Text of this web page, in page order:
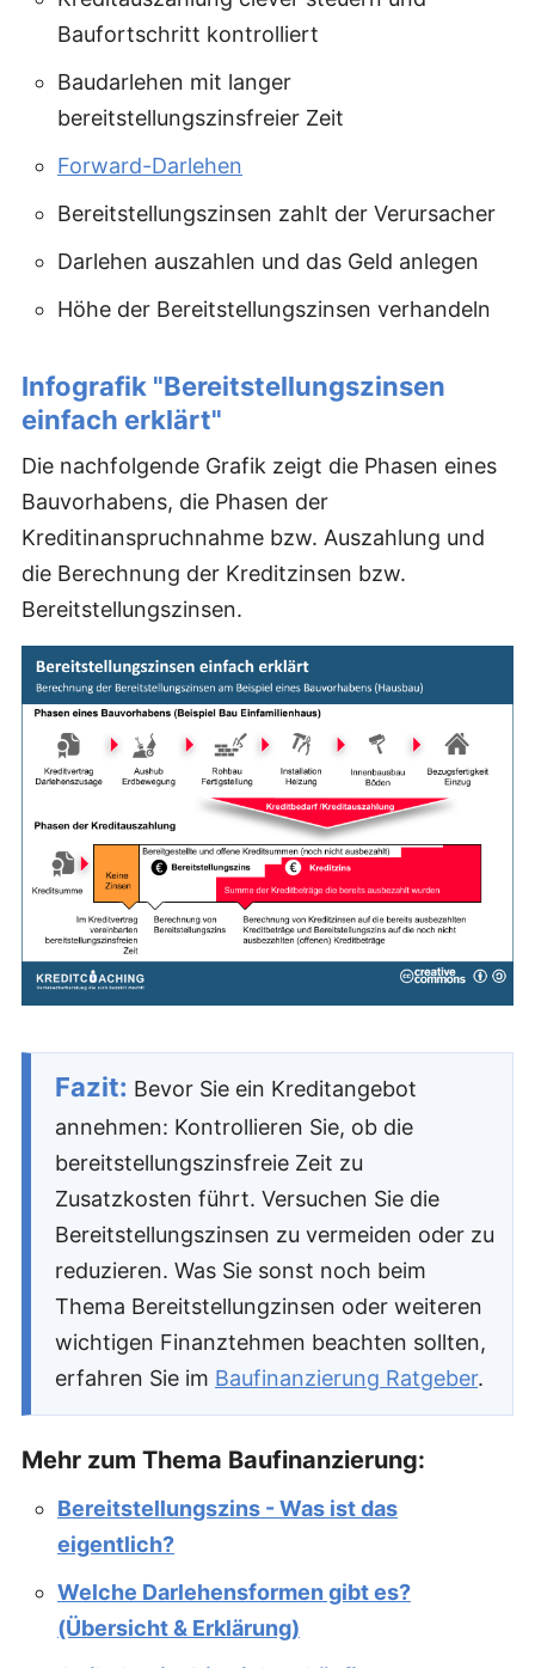
Baufortschritt kontrolliert
Baudarlehen mit langer
bereitstellungszinsfreier Zeit
Forward-Darlehen
Bereitstellungszinsen zahlt der Verursacher
Darlehen auszahlen und das Geld anlegen
Höhe der Bereitstellungszinsen verhandeln
Infografik "Bereitstellungszinsen
einfach erklärt"
Die nachfolgende Grafik zeigt die Phasen eines
Bauvorhabens, die Phasen der
Kreditinanspruchnahme bzw. Auszahlung und
die Berechnung der Kreditzinsen bzw.
Bereitstellungszinsen.
Fazit: Bevor Sie ein Kreditangebot
annehmen: Kontrollieren Sie, ob die
bereitstellungszinsfreie Zeit zu
Zusatzkosten führt. Versuchen Sie die
Bereitstellungszinsen zu vermeiden oder zu
reduzieren. Was Sie sonst noch beim
Thema Bereitstellungzinsen oder weiteren
wichtigen Finanztehmen beachten sollten,
erfahren Sie im Baufinanzierung Ratgeber.
Mehr zum Thema Baufinanzierung:
Bereitstellungszins - Was ist das
eigentlich?
Welche Darlehensformen gibt es?
(Übersicht & Erklärung)